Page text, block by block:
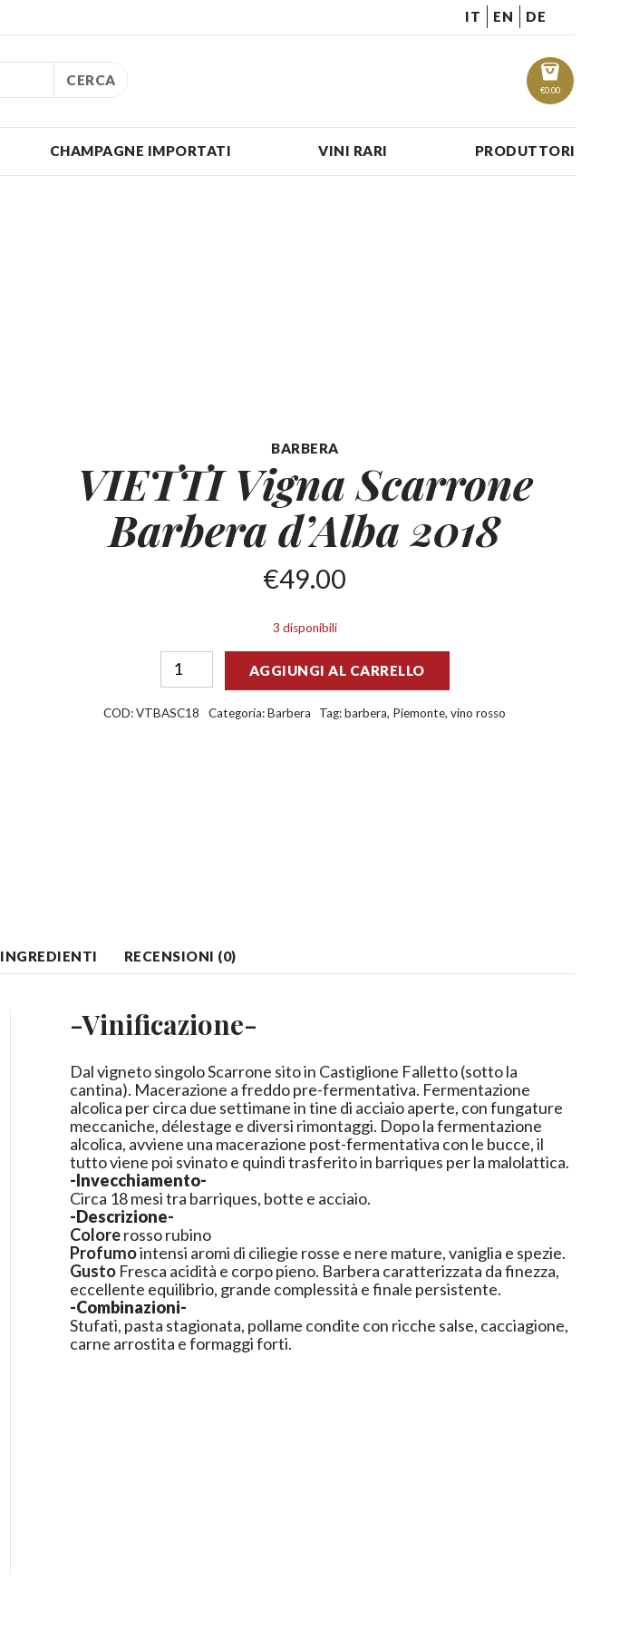
IT EN DE
€0.00
CERCA
CHAMPAGNE IMPORTATI VINI RARI PRODUTTORI
BARBERA
VIETTI Vigna Scarrone
Barberad’Alba 2018
€49.00
3 disponibili
AGGIUNGI AL CARRELLO
COD:VTBASC18 Categoria:Barbera Tag:barbera, Piemonte,vino rosso
INGREDIENTI RECENSIONI (0)
-Vinificazione-
Dal vigneto singolo Scarrone sito in Castiglione Falletto (sotto la
cantina). Macerazione a freddo pre-fermentativa. Fermentazione
alcolica per circa due settimane in tine di acciaio aperte, con fungature
meccaniche, délestage e diversi rimontaggi. Dopo la fermentazione
alcolica, avviene una macerazione post-fermentativa con le bucce, il
tutto viene poi svinato e quindi trasferito in barriques per la malolattica.
-Invecchiamento-
Circa 18 mesi tra barriques, botte e acciaio.
-Descrizione-
Colorerosso rubino
Profumointensi aromi di ciliegie rosse e nere mature, vaniglia e spezie.
GustoFresca acidità e corpo pieno. Barbera caratterizzata da finezza,
eccellente equilibrio, grande complessità e finale persistente.
-Combinazioni-
Stufati, pasta stagionata, pollame condite con ricche salse, cacciagione,
carne arrostita e formaggi forti.